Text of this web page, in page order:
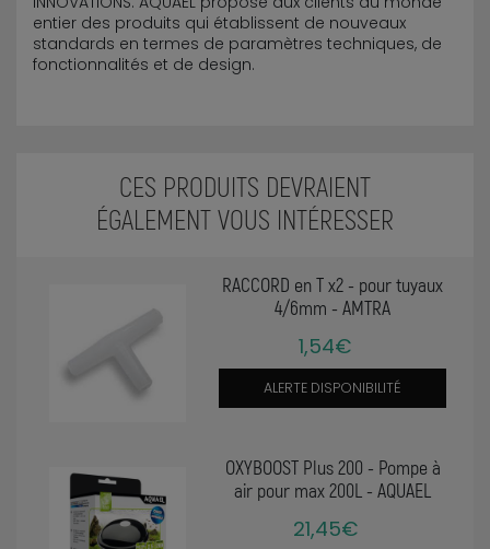
entier des produits qui établissent de nouveaux
standards en termes de paramètres techniques, de
fonctionnalités et de design.
CES PRODUITS DEVRAIENT
ÉGALEMENT VOUS INTÉRESSER
RACCORD en T x2 - pour tuyaux
4/6mm - AMTRA
1,54€
ALERTE DISPONIBILITÉ
OXYBOOST Plus 200 - Pompe à
air pour max 200L - AQUAEL
21,45€